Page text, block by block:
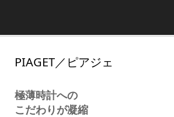
PIAGET／ピアジェ
極薄時計への
こだわりが凝縮